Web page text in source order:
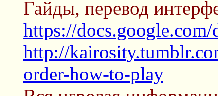
Гайды, перевод
https://
http://
order-how-to-play